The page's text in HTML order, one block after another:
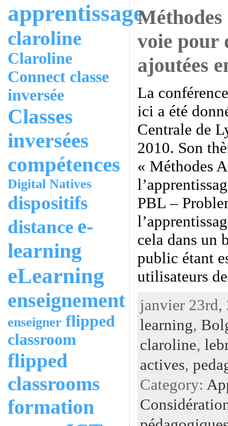
apprentissage
claroline
Claroline
Connect classe
inversée
Classes
inversées
compétences
Digital Natives
dispositifs
distance e-
learning
eLearning
enseignement
enseigner flipped
classroom
flipped
classrooms
formation
voie pour
ajoutées
La
ici a été
Centrale de
2010. Son
« Méthodes
PBL –
cela dans un
public étant
utilisateurs
janvier 23rd,
learning,
claroline,
actives,
Category: